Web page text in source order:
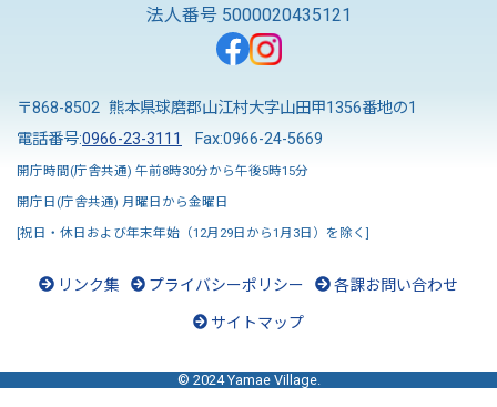
法人番号 5000020435121
〒868-8502 熊本県球磨郡山江村大字山田甲1356番地の1
電話番号:0966-23-3111 Fax:0966-24-5669
開庁時間(庁舎共通) 午前8時30分から午後5時15分
開庁日(庁舎共通) 月曜日から金曜日
[祝日・休日および年末年始（12月29日から1月3日）を除く]
リンク集 プライバシーポリシー 各課お問い合わせ
サイトマップ
© 2024 Yamae Village.